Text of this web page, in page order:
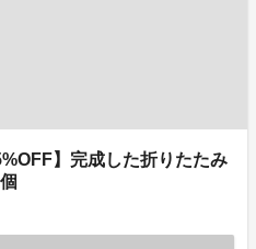
】完成した折りたたみ